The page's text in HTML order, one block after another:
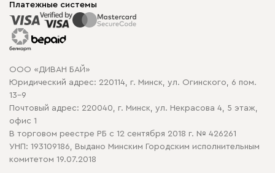
Способы оплаты
Рассрочка и кредит
Гарантия
Карта сайта
Политика конфиденциальности
Политика в отношении обработки cookie
Корпусная мебель
Распродажа мебели
Платежные системы
ООО «ДИВАН БАЙ»
Юридический адрес: 220114, г. Минск, ул. Огинского, 6 пом.
13-9
Почтовый адрес: 220040, г. Минск, ул. Некрасова 4, 5 этаж,
офис 1
В торговом реестре РБ с 12 сентября 2018 г. № 426261
УНП: 193109186, Выдано Минским Городским исполнительным
комитетом 19.07.2018